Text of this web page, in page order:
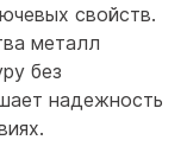
свойств.
металл
без
надежность